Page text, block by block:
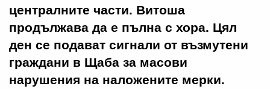
централните части. Витоша
продължава да е пълна с хора. Цял
ден се подават сигнали от възмутени
граждани в Щаба за масови
нарушения на наложените мерки.